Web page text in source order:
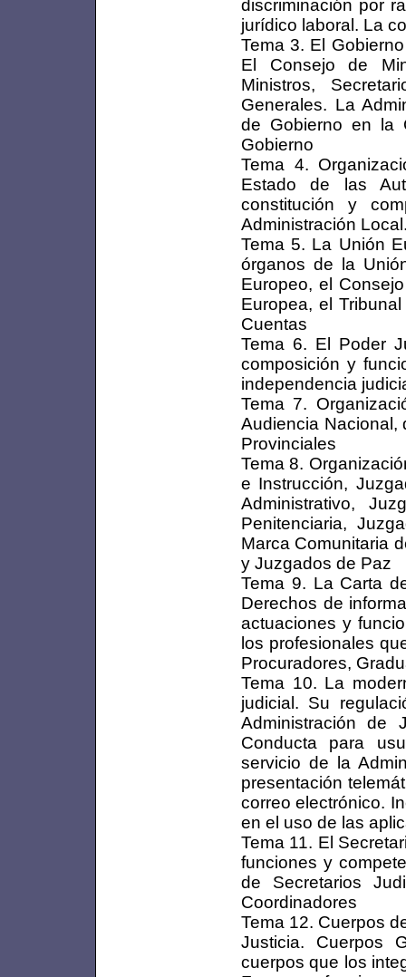
discriminación por
jurídico laboral. La
Tema 3. El
El Consejo de
Ministros,
Generales. La
de Gobierno en la
Gobierno
Tema 4.
Estado de las
constitución y
Administración
Tema 5. La Unión
órganos de la
Europeo, el
Europea, el
Cuentas
Tema 6. El Poder
composición y
independencia
Tema 7.
Audiencia Nacional,
Provinciales
Tema 8.
e Instrucción,
Administrativo,
Penitenciaria,
Marca Comunitaria
y Juzgados de Paz
Tema 9. La Carta
Derechos de
actuaciones y
los profesionales
Procuradores,
Tema 10. La
judicial. Su
Administración de
Conducta para
servicio de la
presentación
correo electrónico.
en el uso de las
Tema 11. El
funciones y
de Secretarios
Coordinadores
Tema 12. Cuerpos
Justicia. Cuerpos
cuerpos que los